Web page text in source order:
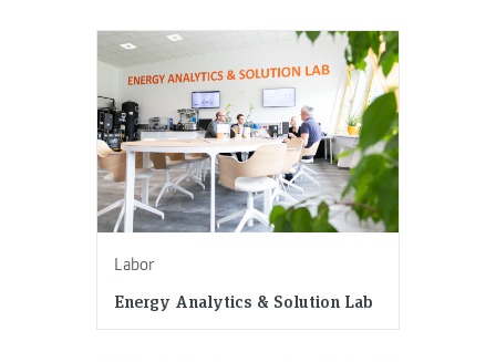
Labor
Energy Analytics & Solution Lab